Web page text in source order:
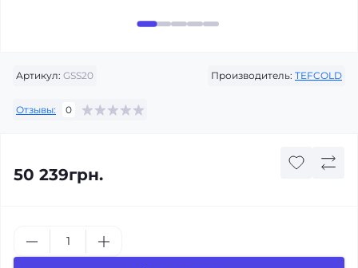
Артикул: GSS20 Производитель: TEFCOLD
Отзывы: 0
50 239грн.